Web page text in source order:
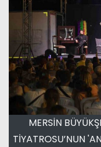
MERSİN
TİYATROSU’NUN